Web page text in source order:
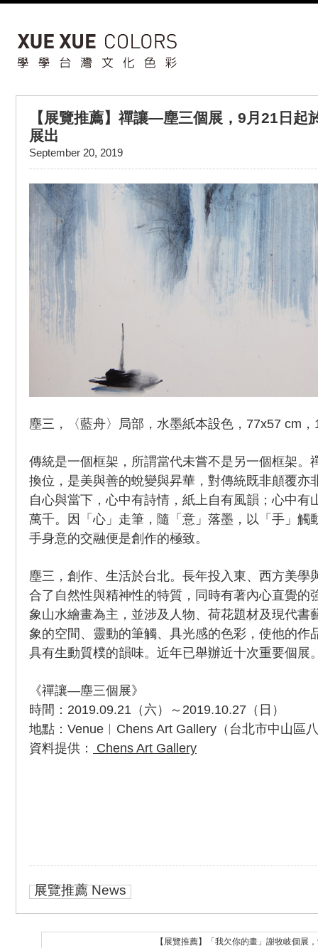
【展覽推薦】禪讓—塵三個展，9月21日
展出
September 20, 2019
塵三，〈藍舟〉局部，水墨紙本設色，77x57 cm，
傳統是一個框架，所謂當代未嘗不是另一個框架。
換位，是美與善的蛻變與昇華，對傳統既非顛覆亦
自心與當下，心中有詩情，紙上自有風韻；心中有
萬千。因「心」走筆，隨「意」落墨，以「手」觸
手身意的交融便是創作的極致。
塵三，創作、生活於台北。長年投入東、西方美學
合了自然性與精神性的特質，同時有著內心直覺的
象山水繪畫為主，並涉及人物、荷花題材及現代書
象的空間、靈動的筆觸、具光感的色彩，使他的作
具有生動質樸的韻味。近年已舉辦近十次重要個展
《禪讓—塵三個展》
時間：2019.09.21（六）～2019.10.27（日）
地點：Venue︱Chens Art Gallery（台北市中山區
資料提供：
Chens Art Gallery
展覽推薦 News
【展覽推薦】「我欠你的畫」謝牧岐個展